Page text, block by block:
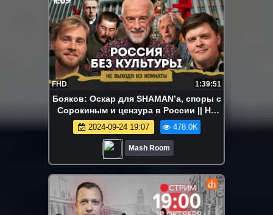
FHD 1:39:51
Бояков: Оскар для SHAMAN’a, споры с
Сорокиным и цензура в России || Не
выходя из комнаты
2024-09-24 19:07 478.0K
Mash Room